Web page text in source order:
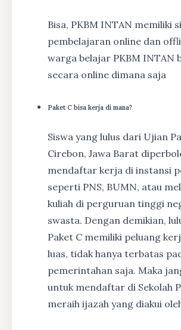
Bisa, PKBM INTAN memiliki
pembelajaran online dan
warga belajar PKBM INTAN
secara online dimana saja
Paket C bisa kerja di mana?
Siswa yang lulus dari Ujian
Cirebon, Jawa Barat
mendaftar kerja di instansi
seperti PNS, BUMN, atau
kuliah di perguruan tinggi
swasta. Dengan demikian,
Paket C memiliki peluang
luas, tidak hanya terbatas
pemerintahan saja. Maka
untuk mendaftar di Sekolah
meraih ijazah yang diakui